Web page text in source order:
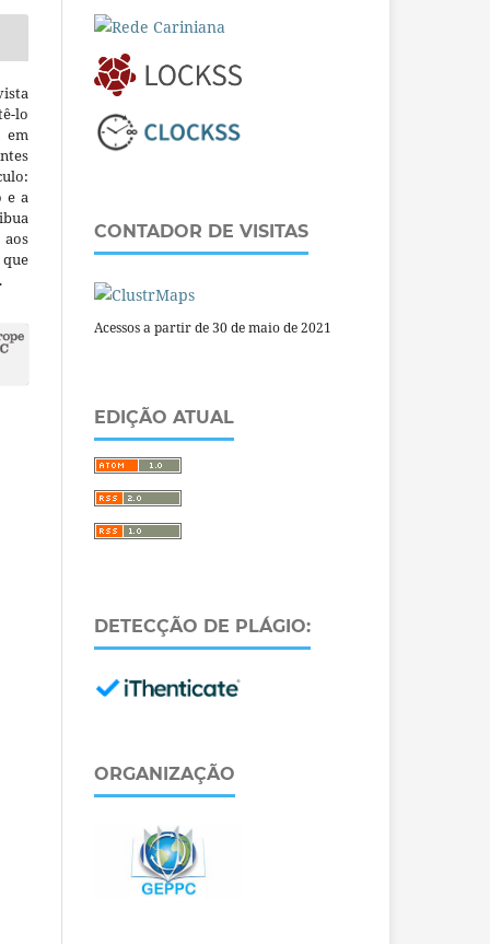
lo
em
e a
CONTADOR DE VISITAS
Acessos a partir de 30 de maio de 2021
EDIÇÃO ATUAL
DETECÇÃO DE PLÁGIO:
ORGANIZAÇÃO